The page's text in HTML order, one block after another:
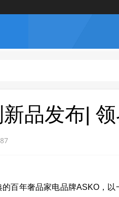
品发布|
年奢品家电品牌ASKO，以